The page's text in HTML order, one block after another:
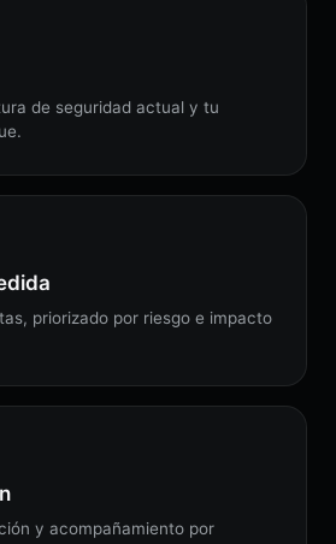
de seguridad actual y tu
priorizado por riesgo e impacto
y acompañamiento por